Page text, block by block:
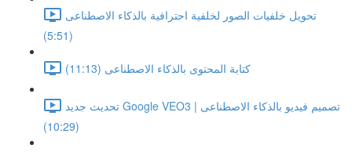
تحويل خلفيات الصور لخلفية احترافية بالذكاء الاصطناعى
(5:51)
كتابة المحتوى بالذكاء الاصطناعى (11:13)
تحديث جديد Google VEO3 | تصميم فيديو بالذكاء الاصطناعى
(10:29)